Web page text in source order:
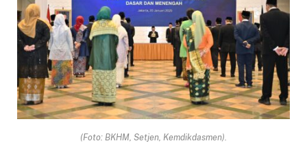
(Foto: BKHM, Setjen, Kemdikdasmen).